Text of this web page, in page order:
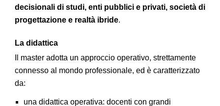
decisionali di studi, enti pubblici e privati, società di
progettazione e realtà ibride.
La didattica
Il master adotta un approccio operativo, strettamente
connesso al mondo professionale, ed è caratterizzato
da:
una didattica operativa: docenti con grandi